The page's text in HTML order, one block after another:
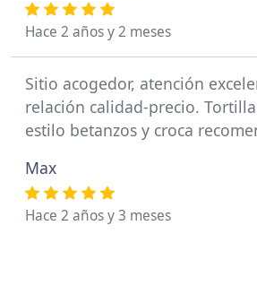
Hace 2 años y 2 meses
Sitio acogedor, atención
relación calidad-precio.
estilo betanzos y croca
Max
Hace 2 años y 3 meses